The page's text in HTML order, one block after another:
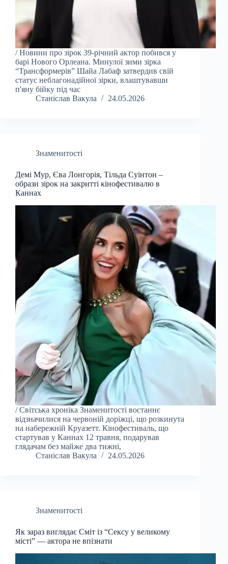
/ Новини про зірок 39-річний актор побився у
барі Нового Орлеана. Минулої зими зірка
“Трансформерів” Шайа Лабаф затвердив свій
статус неблагонадійної зірки, влаштувавши
п'яну бійку під час
Станіслав Вакула
24.05.2026
Знаменитості
Демі Мур, Єва Лонгорія, Тільда Суінтон –
образи зірок на закритті кінофестивалю в
Каннах
/ Світська хроніка Знаменитості востаннє
відзначилися на червоній доріжці, що розкинута
на набережній Круазетт. Кінофестиваль, що
стартував у Каннах 12 травня, подарував
глядачам без майже два тижні,
Станіслав Вакула
24.05.2026
Знаменитості
Як зараз виглядає Сміт із “Сексу у великому
місті” — актора не впізнати